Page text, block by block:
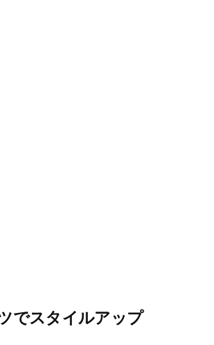
でスタイルアップ